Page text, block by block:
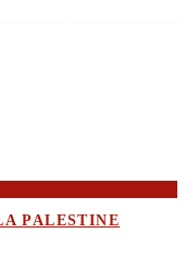
PALESTINE